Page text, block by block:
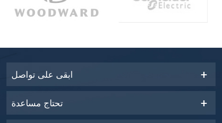
ابقى على تواصل
تحتاج مساعدة